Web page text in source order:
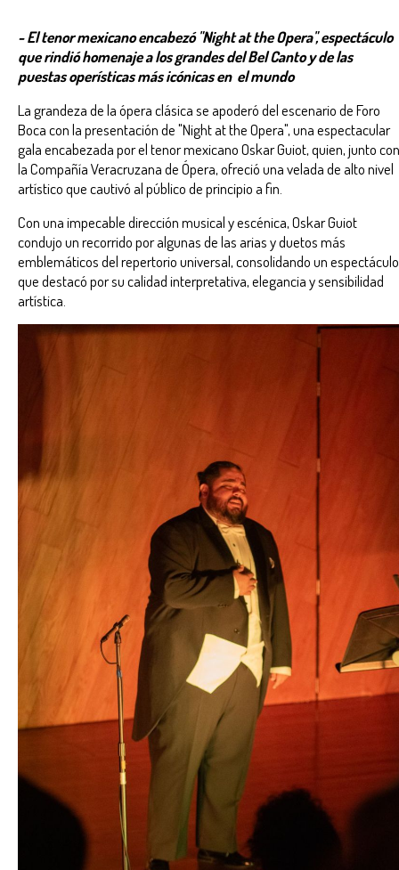
- El tenor mexicano encabezó "Night at the Opera", espectáculo
que rindió homenaje a los grandes del Bel Canto y de las
puestas operísticas más icónicas en el mundo
La grandeza de la ópera clásica se apoderó del escenario de Foro
Boca con la presentación de "Night at the Opera", una espectacular
gala encabezada por el tenor mexicano Oskar Guiot, quien, junto con
la Compañía Veracruzana de Ópera, ofreció una velada de alto nivel
artístico que cautivó al público de principio a fin.
Con una impecable dirección musical y escénica, Oskar Guiot
condujo un recorrido por algunas de las arias y duetos más
emblemáticos del repertorio universal, consolidando un espectáculo
que destacó por su calidad interpretativa, elegancia y sensibilidad
artística.